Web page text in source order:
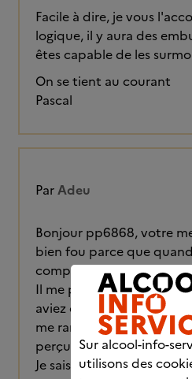
Facile à dire, je vous
logique, il y aura des
êtes capable de les
On se tient au courant
Pascal
ParAdeu
Bonjour pp6868, votre
bien fou parce que
comprend ce qu'il vie.
Il me parle pas mais
aviez de résonner avec
me ramène a ce que lui
perçu comme cela bien
Je sais que je réagis mal
Sur alcool-info-
utilisons des